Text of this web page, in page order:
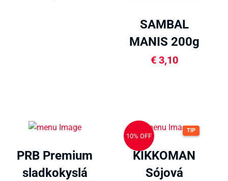
SAMBAL
MANIS 200g
€3,10
PRB Premium
sladkokyslá
TIP
10% OFF
KIKKOMAN
Sójová